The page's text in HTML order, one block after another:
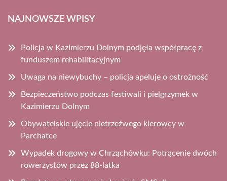
NAJNOWSZE WPISY
Policja w Kazimierzu Dolnym podjęła współpracę z
funduszem rehabilitacyjnym
Uwaga na niewybuchy – policja apeluje o ostrożność
Bezpieczeństwo podczas festiwali i pielgrzymek w
Kazimierzu Dolnym
Obywatelskie ujęcie nietrzeźwego kierowcy w
Parchatce
Wypadek drogowy w Chrząchówku: Potrącenie dwóch
rowerzystów przez 88-latka